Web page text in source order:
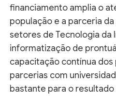
financiamento amplia o
população e a parceria
setores de Tecnologia da
informatização de
capacitação contínua dos
parcerias com
bastante para o